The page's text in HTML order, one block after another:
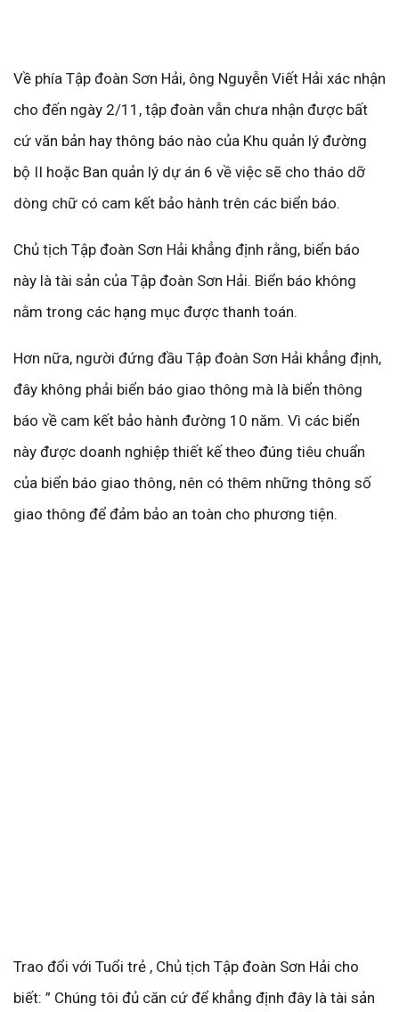
Về phía Tập đoàn Sơn Hải, ông Nguyễn Viết Hải xác nhận
cho đến ngày 2/11, tập đoàn vẫn chưa nhận được bất
cứ văn bản hay thông báo nào của Khu quản lý đường
bộ II hoặc Ban quản lý dự án 6 về việc sẽ cho tháo dỡ
dòng chữ có cam kết bảo hành trên các biển báo.
Chủ tịch Tập đoàn Sơn Hải khẳng định rằng, biển báo
này là tài sản của Tập đoàn Sơn Hải. Biển báo không
nằm trong các hạng mục được thanh toán.
Hơn nữa, người đứng đầu Tập đoàn Sơn Hải khẳng định,
đây không phải biển báo giao thông mà là biển thông
báo về cam kết bảo hành đường 10 năm. Vì các biển
này được doanh nghiệp thiết kế theo đúng tiêu chuẩn
của biển báo giao thông, nên có thêm những thông số
giao thông để đảm bảo an toàn cho phương tiện.
Trao đổi với Tuổi trẻ , Chủ tịch Tập đoàn Sơn Hải cho
biết: ” Chúng tôi đủ căn cứ để khẳng định đây là tài sản